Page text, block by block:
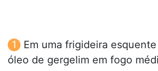
Em uma frigideira
óleo de gergelim em fogo